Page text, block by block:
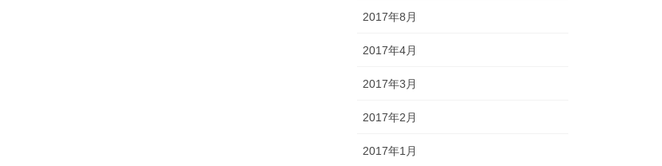
2017年8月
2017年4月
2017年3月
2017年2月
2017年1月